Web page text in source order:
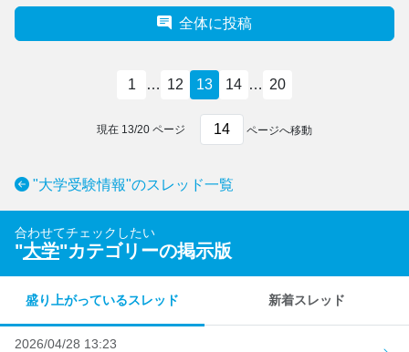
全体に投稿
1 … 12 13 14 … 20
現在 13/20 ページ ページへ移動
"大学受験情報"のスレッド一覧
合わせてチェックしたい
"大学"カテゴリーの掲示版
盛り上がっているスレッド 新着スレッド
2026/04/28 13:23